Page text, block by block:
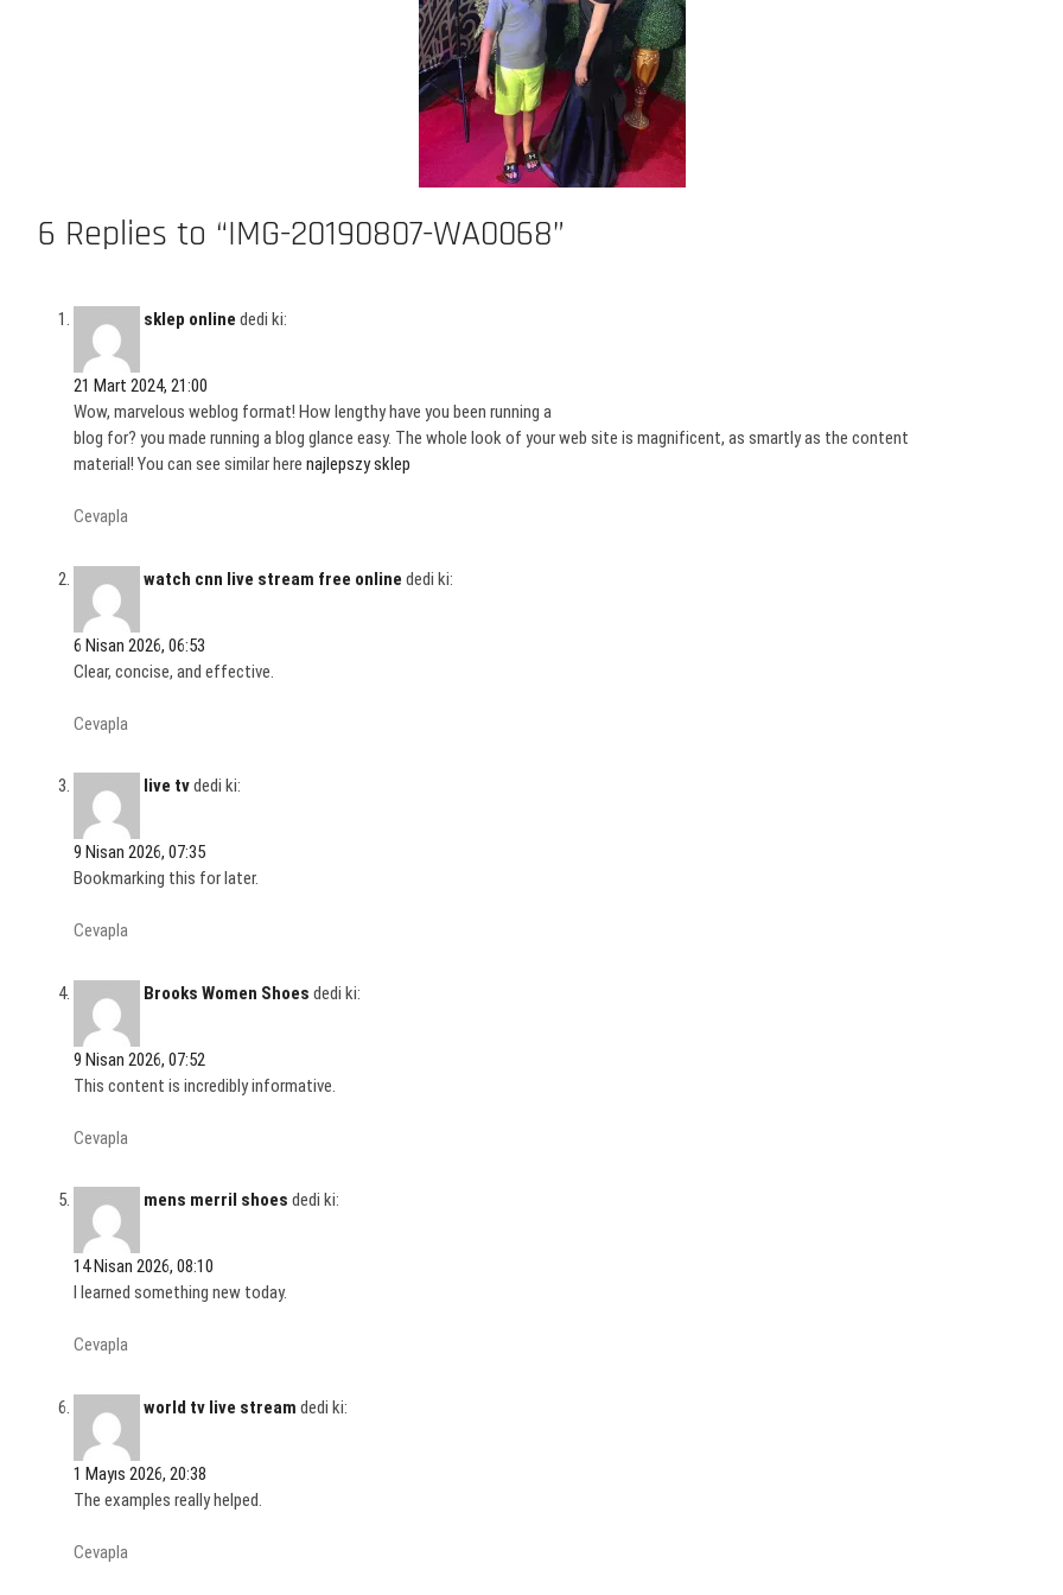
6 Replies to “IMG-20190807-WA0068”
sklep online dedi ki:
21 Mart 2024, 21:00
Wow, marvelous weblog format! How lengthy have you been running a
blog for? you made running a blog glance easy. The whole look of your web site is magnificent, as smartly as the content
material! You can see similar here najlepszy sklep
Cevapla
watch cnn live stream free online dedi ki:
6 Nisan 2026, 06:53
Clear, concise, and effective.
Cevapla
live tvdedi ki:
9 Nisan 2026, 07:35
Bookmarking this for later.
Cevapla
Brooks Women Shoes dedi ki:
9 Nisan 2026, 07:52
This content is incredibly informative.
Cevapla
mens merril shoes dedi ki:
14 Nisan 2026, 08:10
I learned something new today.
Cevapla
world tv live stream dedi ki:
1 Mayıs 2026, 20:38
The examples really helped.
Cevapla